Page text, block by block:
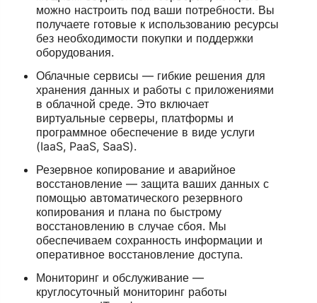
можно настроить под ваши потребности. Вы
получаете готовые к использованию ресурсы
без необходимости покупки и поддержки
оборудования.
Облачные сервисы — гибкие решения для
хранения данных и работы с приложениями
в облачной среде. Это включает
виртуальные серверы, платформы и
программное обеспечение в виде услуги
(IaaS, PaaS, SaaS).
Резервное копирование и аварийное
восстановление — защита ваших данных с
помощью автоматического резервного
копирования и плана по быстрому
восстановлению в случае сбоя. Мы
обеспечиваем сохранность информации и
оперативное восстановление доступа.
Мониторинг и обслуживание —
круглосуточный мониторинг работы